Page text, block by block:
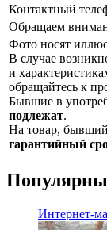
Контактный
Обращаем
Фото носят
В случае
и
обращайтесь к
Бывшие в
подлежат.
На товар,
гарантийный
Интернет-